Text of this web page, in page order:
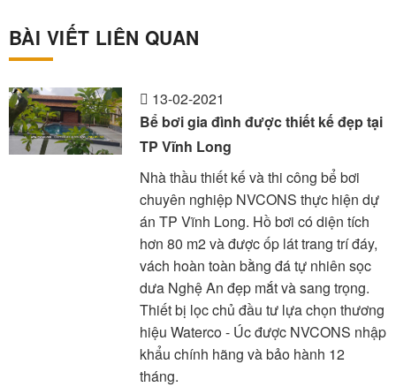
BÀI VIẾT LIÊN QUAN
13-02-2021
Bể bơi gia đình được thiết kế đẹp tại
TP Vĩnh Long
Nhà thầu thiết kế và thi công bể bơi
chuyên nghiệp NVCONS thực hiện dự
án TP Vĩnh Long. Hồ bơi có diện tích
hơn 80 m2 và được ốp lát trang trí đáy,
vách hoàn toàn bằng đá tự nhiên sọc
dưa Nghệ An đẹp mắt và sang trọng.
Thiết bị lọc chủ đầu tư lựa chọn thương
hiệu Waterco - Úc được NVCONS nhập
khẩu chính hãng và bảo hành 12
tháng.